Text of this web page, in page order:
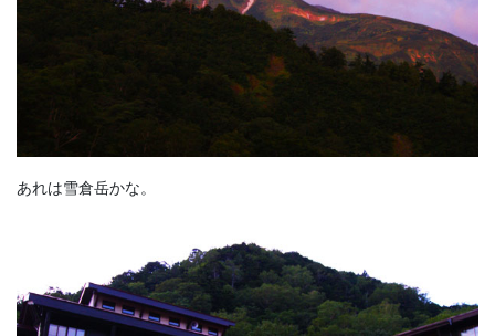
あれは雪倉岳かな。